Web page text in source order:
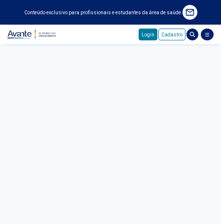
Conteúdo exclusivo para profissionais e estudantes da área de saúde.
Login Cadastro